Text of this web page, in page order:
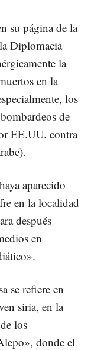
su página de la
Diplomacia
la
en la
los
de
EE.UU. contra
aparecido
en la localidad
después
en
se refiere en
siria, en la
los
donde el